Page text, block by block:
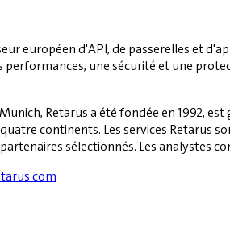
européen d'API, de passerelles et
performances, une sécurité et une
Retarus a été fondée en 1992,
continents. Les services Retarus
sélectionnés. Les analystes